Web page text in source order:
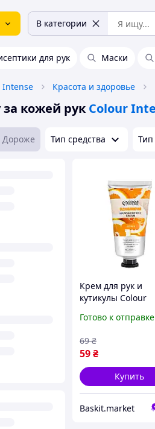
В категории
для рук Маски
Intense Красота и здоровье
за кожей рук Colour
Дороже Тип средства
Крем для рук и
кутикулы Colour
Cream Цитрус
50 г
Готово к отправке
59₴
69 ₴
Купить
Baskit.market